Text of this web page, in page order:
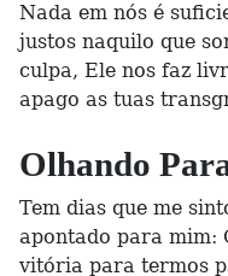
Nada em nós é
justos naquilo que
culpa, Ele nos faz
apago as tuas
Olhando
Tem dias que me
apontado para mim:
vitória para termos